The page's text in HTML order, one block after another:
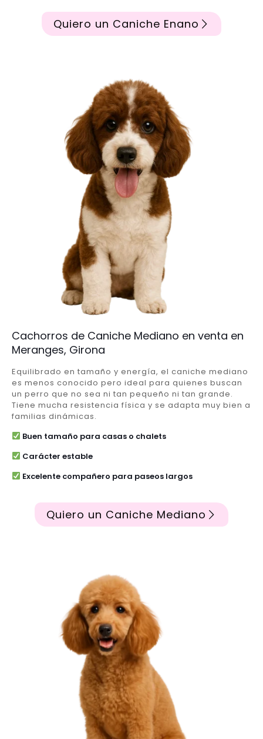
Quiero un Caniche Enano
Cachorros de Caniche Mediano en venta en
Meranges, Girona
Equilibrado en tamaño y energía, el caniche mediano
es menos conocido pero ideal para quienes buscan
un perro que no sea ni tan pequeño ni tan grande.
Tiene mucha resistencia física y se adapta muy bien a
familias dinámicas.
Buen tamaño para casas o chalets
Carácter estable
Excelente compañero para paseos largos
Quiero un Caniche Mediano